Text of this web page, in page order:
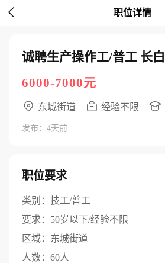
 职位详情
诚聘生产操作工/普工 长
6000-7000元
东城街道 经验不限
发布：4天前
职位要求
类别： 技工/普工
要求： 50岁以下/经验不限
区域： 东城街道
人数： 60人